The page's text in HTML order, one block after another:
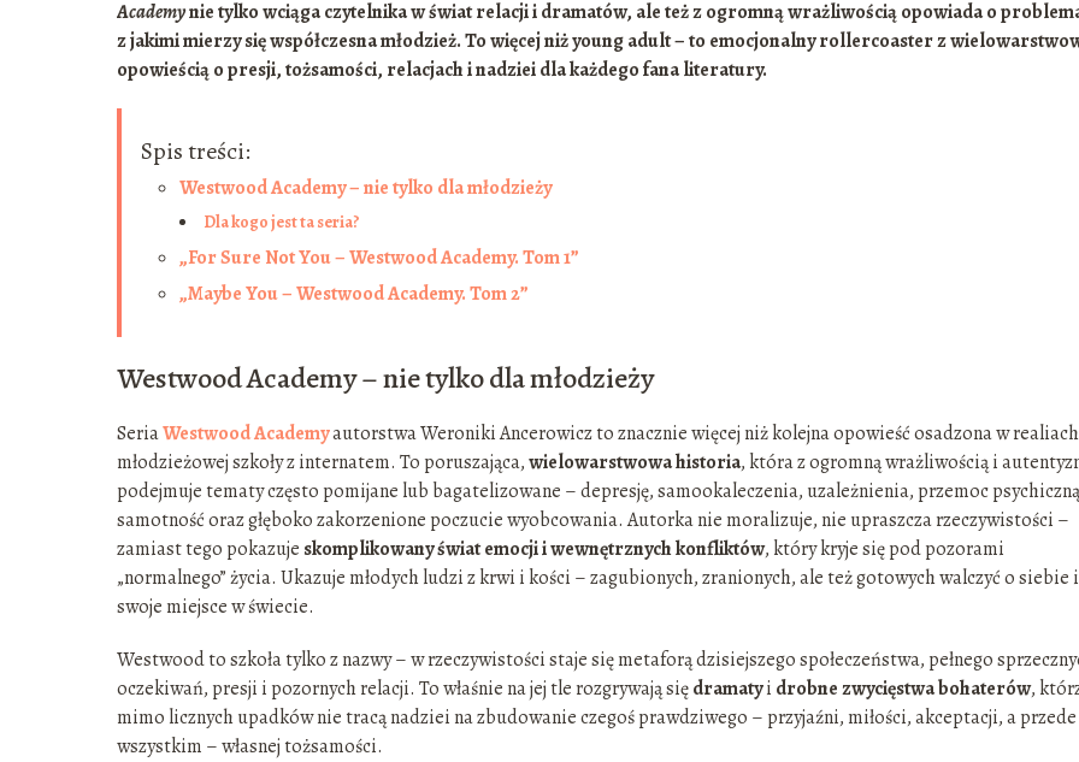
Academynie tylko wciąga czytelnika w świat relacji i dramatów, ale też z ogromną wrażliwością opowiada o
z jakimi mierzy się współczesna młodzież. To więcej niż young adult – to emocjonalny rollercoaster z
opowieścią o presji, tożsamości, relacjach i nadziei dla każdego fana literatury.
Spis treści:
Westwood Academy – nie tylko dla młodzieży
Dla kogo jest ta seria?
„For Sure Not You – Westwood Academy. Tom 1”
„Maybe You – Westwood Academy. Tom 2”
Westwood Academy – nie tylko dla młodzieży
SeriaWestwood Academyautorstwa Weroniki Ancerowicz to znacznie więcej niż kolejna opowieść osadzona w realiach
młodzieżowej szkoły z internatem. To poruszająca,wielowarstwowa historia, która z ogromną wrażliwością i
podejmuje tematy często pomijane lub bagatelizowane – depresję, samookaleczenia, uzależnienia, przemoc
samotność oraz głęboko zakorzenione poczucie wyobcowania. Autorka nie moralizuje, nie upraszcza rzeczywistości –
zamiast tego pokazuje skomplikowany świat emocji i wewnętrznych konfliktów, który kryje się pod pozorami
„normalnego” życia. Ukazuje młodych ludzi z krwi i kości – zagubionych, zranionych, ale też gotowych walczyć o siebie i
swoje miejsce w świecie.
Westwood to szkoła tylko z nazwy – w rzeczywistości staje się metaforą dzisiejszego społeczeństwa, pełnego
oczekiwań, presji i pozornych relacji. To właśnie na jej tle rozgrywają siędramatyi drobne zwycięstwa bohaterów,
mimo licznych upadków nie tracą nadziei na zbudowanie czegoś prawdziwego – przyjaźni, miłości, akceptacji, a przede
wszystkim – własnej tożsamości.